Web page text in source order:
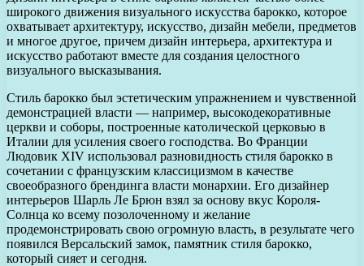
широкого движения визуального искусства барокко, которое
охватывает архитектуру, искусство, дизайн мебели, предметов
и многое другое, причем дизайн интерьера, архитектура и
искусство работают вместе для создания целостного
визуального высказывания.
Стиль барокко был эстетическим упражнением и чувственной
демонстрацией власти — например, высокодекоративные
церкви и соборы, построенные католической церковью в
Италии для усиления своего господства. Во Франции
Людовик XIV использовал разновидность стиля барокко в
сочетании с французским классицизмом в качестве
своеобразного брендинга власти монархии. Его дизайнер
интерьеров Шарль Ле Брюн взял за основу вкус Короля-
Солнца ко всему позолоченному и желание
продемонстрировать свою огромную власть, в результате чего
появился Версальский замок, памятник стиля барокко,
который сияет и сегодня.